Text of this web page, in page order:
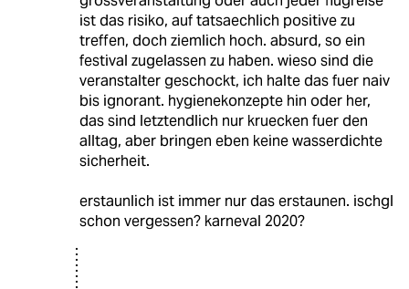
ist das risiko, auf tatsaechlich positive zu
treffen, doch ziemlich hoch. absurd, so ein
festival zugelassen zu haben. wieso sind die
veranstalter geschockt, ich halte das fuer naiv
bis ignorant. hygienekonzepte hin oder her,
das sind letztendlich nur kruecken fuer den
alltag, aber bringen eben keine wasserdichte
sicherheit.
erstaunlich ist immer nur das erstaunen. ischgl
schon vergessen? karneval 2020?